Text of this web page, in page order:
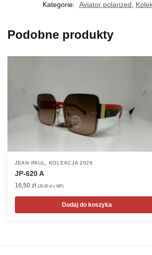
Kategorie: Aviator polarized,
Podobne produkty
JEAN PAUL, KOLEKCJA 2026
JP-620 A
16,50 zł (20,30 zł z VAT)
Dodaj do koszyka